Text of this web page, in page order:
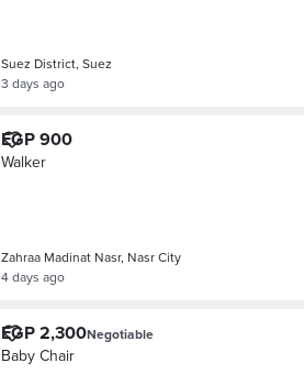
Suez District, Suez
3 days ago
EGP 900
Walker
Zahraa Madinat Nasr, Nasr City
4 days ago
EGP 2,300Negotiable
Baby Chair